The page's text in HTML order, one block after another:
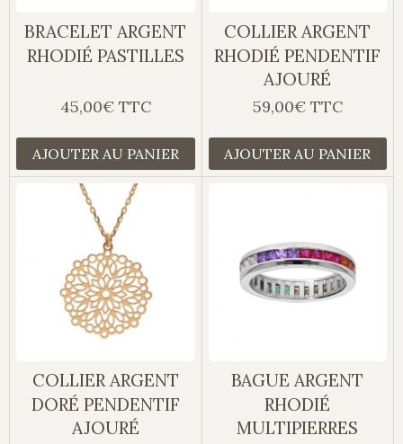
BRACELET ARGENT
RHODIÉ PASTILLES
45,00€ TTC
AJOUTER AU PANIER
COLLIER ARGENT
RHODIÉ PENDENTIF
AJOURÉ
59,00€ TTC
AJOUTER AU PANIER
COLLIER ARGENT
DORÉ PENDENTIF
AJOURÉ
BAGUE ARGENT
RHODIÉ
MULTIPIERRES